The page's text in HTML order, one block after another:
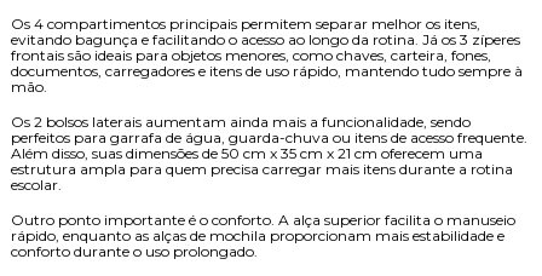
Os 4 compartimentos principais permitem separar melhor os itens,
evitando bagunça e facilitando o acesso ao longo da rotina. Já os 3 zíperes
frontais são ideais para objetos menores, como chaves, carteira, fones,
documentos, carregadores e itens de uso rápido, mantendo tudo sempre à
mão.
Os 2 bolsos laterais aumentam ainda mais a funcionalidade, sendo
perfeitos para garrafa de água, guarda-chuva ou itens de acesso frequente.
Além disso, suas dimensões de 50 cm x 35 cm x 21 cm oferecem uma
estrutura ampla para quem precisa carregar mais itens durante a rotina
escolar.
Outro ponto importante é o conforto. A alça superior facilita o manuseio
rápido, enquanto as alças de mochila proporcionam mais estabilidade e
conforto durante o uso prolongado.